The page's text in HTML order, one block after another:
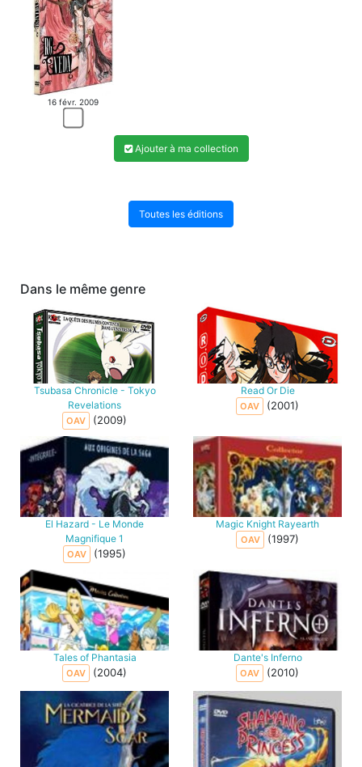
16 févr. 2009
Ajouter à ma collection
Toutes les éditions
Dans le même genre
Tsubasa Chronicle - Tokyo
Revelations
OAV (2009)
Read Or Die
OAV (2001)
El Hazard - Le Monde
Magnifique 1
OAV (1995)
Magic Knight Rayearth
OAV (1997)
Tales of Phantasia
OAV (2004)
Dante's Inferno
OAV (2010)